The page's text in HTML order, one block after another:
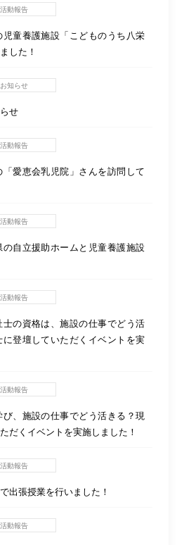
活動報告
児童養護施設「こどものうち八栄
した！
お知らせ
せ
活動報告
「愛恵会乳児院」さんを訪問して
活動報告
の自立援助ホームと児童養護施設
活動報告
士の資格は、施設の仕事でどう活
に登壇していただくイベントを実
活動報告
び、施設の仕事でどう活きる？現
だくイベントを実施しました！
活動報告
出張授業を行いました！
活動報告